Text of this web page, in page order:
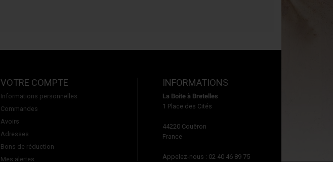
VOTRE COMPTE
Informations personnelles
Commandes
Avoirs
Adresses
Bons de réduction
Mes alertes
INFORMATIONS
La Boite à Bretelles
1 Place des Cités
44220 Couëron
France
Appelez-nous : 02 40 46 89 75